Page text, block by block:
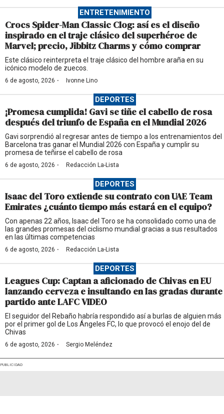
ENTRETENIMIENTO
Crocs Spider-Man Classic Clog: así es el diseño
inspirado en el traje clásico del superhéroe de
Marvel; precio, Jibbitz Charms y cómo comprar
Este clásico reinterpreta el traje clásico del hombre araña en su
icónico modelo de zuecos.
6 de agosto, 2026 · Ivonne Lino
DEPORTES
¡Promesa cumplida! Gavi se tiñe el cabello de rosa
después del triunfo de España en el Mundial 2026
Gavi sorprendió al regresar antes de tiempo a los entrenamientos del
Barcelona tras ganar el Mundial 2026 con España y cumplir su
promesa de teñirse el cabello de rosa
6 de agosto, 2026 · Redacción La-Lista
DEPORTES
Isaac del Toro extiende su contrato con UAE Team
Emirates ¿cuánto tiempo más estará en el equipo?
Con apenas 22 años, Isaac del Toro se ha consolidado como una de
las grandes promesas del ciclismo mundial gracias a sus resultados
en las últimas competencias
6 de agosto, 2026 · Redacción La-Lista
DEPORTES
Leagues Cup: Captan a aficionado de Chivas en EU
lanzando cerveza e insultando en las gradas durante
partido ante LAFC VIDEO
El seguidor del Rebaño habría respondido así a burlas de alguien más
por el primer gol de Los Ángeles FC, lo que provocó el enojo del de
Chivas
6 de agosto, 2026 · Sergio Meléndez
PUBLICIDAD